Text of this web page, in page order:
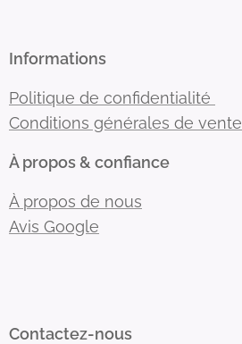
Informations
Politique de confidentialité
Conditions générales de vente
À propos & confiance
À propos de nous
Avis Google
Contactez-nous